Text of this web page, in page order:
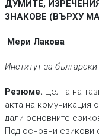
ДУМИТЕ,
ЗНАКОВЕ (ВЪРХУ
Мери Лакова
Институт за
Резюме. Целта на
акта на комуникация
дали основните
Под основни езикови